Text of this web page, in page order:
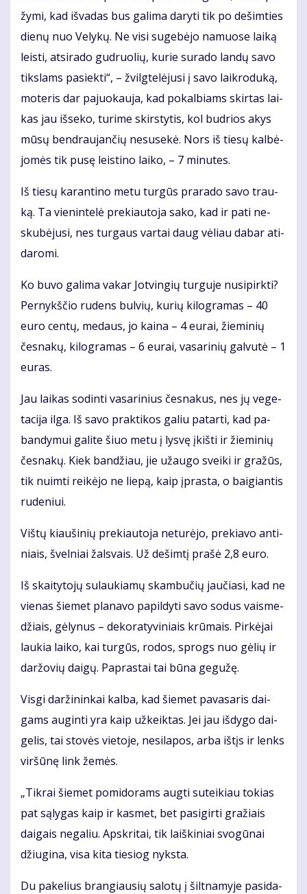
žy­mi, kad iš­va­das bus ga­li­ma da­ry­ti tik po de­šim­ties
die­nų nuo Ve­ly­kų. Ne vi­si su­ge­bė­jo na­muo­se lai­ką
leis­ti, at­si­ra­do gud­ruo­lių, ku­rie su­ra­do lan­dų sa­vo
tiks­lams pa­siek­ti“, – žvilg­te­lė­ju­si į sa­vo laik­ro­du­ką,
mo­te­ris dar pa­juo­kau­ja, kad po­kal­biams skir­tas lai­
kas jau iš­se­ko, tu­ri­me skirs­ty­tis, kol bud­rios akys
mū­sų ben­drau­jan­čių ne­su­se­kė. Nors iš tie­sų kal­bė­
jo­mės tik pu­sę leis­ti­no lai­ko, – 7 mi­nu­tes.
Iš tie­sų ka­ran­ti­no me­tu tur­gūs pra­ra­do sa­vo trau­
ką. Ta vie­nin­te­lė pre­kiau­to­ja sa­ko, kad ir pa­ti ne­
sku­bė­ju­si, nes tur­gaus var­tai daug vė­liau da­bar ati­
da­ro­mi.
Ko bu­vo ga­li­ma va­kar Jot­vin­gių tur­gu­je nu­si­pirk­ti?
Per­nykš­čio ru­dens bul­vių, ku­rių ki­log­ra­mas – 40
eu­ro cen­tų, me­daus, jo kai­na – 4 eu­rai, žie­mi­nių
čes­na­kų, ki­log­ra­mas – 6 eu­rai, va­sa­ri­nių gal­vu­tė – 1
eu­ras.
Jau lai­kas so­din­ti va­sa­ri­nius čes­na­kus, nes jų ve­ge­
ta­ci­ja il­ga. Iš sa­vo prak­ti­kos ga­liu pa­tar­ti, kad pa­
ban­dy­mui ga­li­te šiuo me­tu į lys­vę įkiš­ti ir žie­mi­nių
čes­na­kų. Kiek ban­džiau, jie už­au­go svei­ki ir gra­žūs,
tik nuim­ti rei­kė­jo ne lie­pą, kaip įpras­ta, o bai­gian­tis
ru­de­niui.
Viš­tų kiau­ši­nių pre­kiau­to­ja ne­tu­rė­jo, pre­kia­vo an­ti­
niais, švel­niai žals­vais. Už de­šim­tį pra­šė 2,8 eu­ro.
Iš skai­ty­to­jų su­lau­kia­mų skam­bu­čių jau­čia­si, kad ne
vie­nas šie­met pla­na­vo pa­pil­dy­ti sa­vo so­dus vais­me­
džiais, gė­ly­nus – de­ko­ra­ty­vi­niais krū­mais. Pir­kė­jai
lau­kia lai­ko, kai tur­gūs, ro­dos, sprogs nuo gė­lių ir
dar­žo­vių dai­gų. Pa­pras­tai tai bū­na ge­gu­žę.
Vis­gi dar­ži­nin­kai kal­ba, kad šie­met pa­va­sa­ris dai­
gams au­gin­ti yra kaip už­keik­tas. Jei jau iš­dy­go dai­
ge­lis, tai sto­vės vie­to­je, ne­si­la­pos, ar­ba iš­tįs ir lenks
vir­šū­nę link že­mės.
„Tik­rai šie­met po­mi­do­rams aug­ti su­tei­kiau to­kias
pat są­ly­gas kaip ir kas­met, bet pa­si­gir­ti gra­žiais
dai­gais ne­ga­liu. Ap­skri­tai, tik laiš­ki­niai svo­gū­nai
džiu­gi­na, vi­sa ki­ta tie­siog nyks­ta.
Du pa­ke­lius bran­giau­sių sa­lo­tų į šilt­na­my­je pa­si­da­